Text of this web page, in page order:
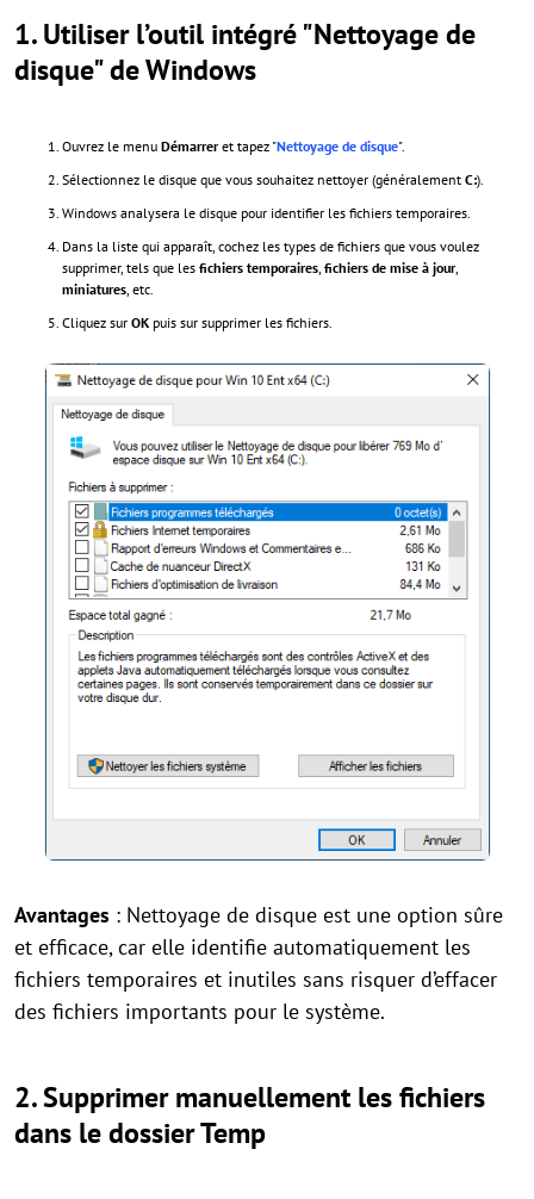
1.Utiliser l’outil intégré "Nettoyage de
disque" de Windows
Ouvrez le menu Démarreret tapez "Nettoyage de disque".
Sélectionnez le disque que vous souhaitez nettoyer (généralement C:).
Windows analysera le disque pour identifier les fichiers temporaires.
Dans la liste qui apparaît, cochez les types de fichiers que vous voulez
supprimer, tels que les fichiers temporaires, fichiers de mise à jour,
miniatures, etc.
Cliquez sur OK puis sur supprimer les fichiers.
Avantages : Nettoyage de disque est une option sûre
et efficace, car elle identifie automatiquement les
fichiers temporaires et inutiles sans risquer d’effacer
des fichiers importants pour le système.
2.Supprimer manuellement les fichiers
dans le dossier Temp